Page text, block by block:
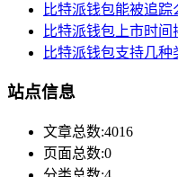
比特派钱包能被追
比特派钱包上市时间
比特派钱包支持几种
站点信息
文章总数:4016
页面总数:0